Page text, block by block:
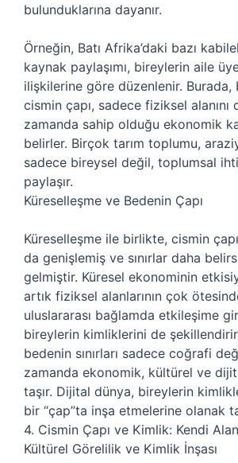
bulunduklarına dayanır.
Örneğin, Batı Afrika’daki bazı
kaynak paylaşımı, bireylerin aile
ilişkilerine göre düzenlenir. Burada,
cismin çapı, sadece fiziksel alanını
zamanda sahip olduğu ekonomik
belirler. Birçok tarım toplumu,
sadece bireysel değil, toplumsal
paylaşır.
Küreselleşme ve Bedenin Çapı
Küreselleşme ile birlikte, cismin
da genişlemiş ve sınırlar daha
gelmiştir. Küresel ekonominin
artık fiziksel alanlarının çok
uluslararası bağlamda etkileşime
bireylerin kimliklerini de
bedenin sınırları sadece coğrafi
zamanda ekonomik, kültürel ve
taşır. Dijital dünya, bireylerin
bir “çap”ta inşa etmelerine olanak
4. Cismin Çapı ve Kimlik: Kendi
Kültürel Görelilik ve Kimlik İnşası